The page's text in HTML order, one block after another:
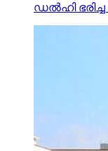
ഡല്‍ഹി